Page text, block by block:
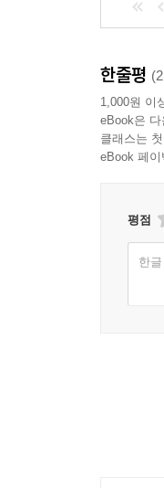
한줄평
1,000원 이
eBook은
클래스는
eBook 페
평점
한